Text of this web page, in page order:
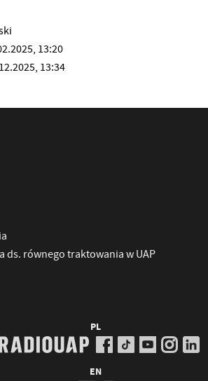
13:20
13:34
ds. równego traktowania w UAP
PL
EN